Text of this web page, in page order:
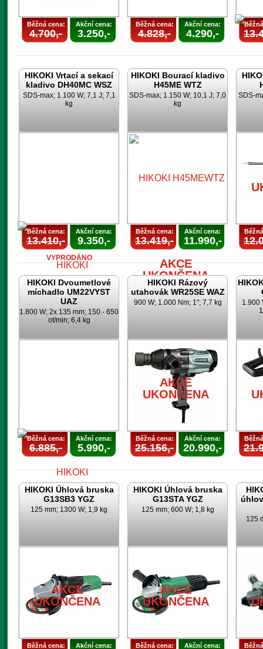
Běžná cena:
4.700,-
Akční cena:
3.250,-
Běžná cena:
4.828,-
Akční cena:
4.290,-
HIKOKI Vrtací a sekací
kladivo DH40MC WSZ
SDS-max; 1.100 W; 7,1 J; 7,1
kg
Běžná cena:
13.410,-
Akční cena:
9.350,-
VYPRODÁNO
HIKOKI Bourací kladivo
H45ME WTZ
SDS-max; 1.150 W; 10,1 J; 7,0
kg
AKCE
UKONČENA
Běžná cena:
13.419,-
Akční cena:
11.990,-
SDS-
HIKOKI Dvoumetlové
míchadlo UM22VYST
UAZ
1.800 W; 2x 135 mm; 150 - 650
ot/min; 6,4 kg
Běžná cena:
6.885,-
Akční cena:
5.990,-
HIKOKI Rázový
utahovák WR25SE WAZ
900 W; 1.000 Nm; 1"; 7,7 kg
AKCE
UKONČENA
Běžná cena:
25.156,-
Akční cena:
20.990,-
1.900
HIKOKI Úhlová bruska
G13SB3 YGZ
125 mm; 1300 W; 1,9 kg
AKCE
UKONČENA
Běžná cena: Akční cena:
HIKOKI Úhlová bruska
G13STA YGZ
125 mm; 600 W; 1,8 kg
AKCE
UKONČENA
Běžná cena: Akční cena:
125